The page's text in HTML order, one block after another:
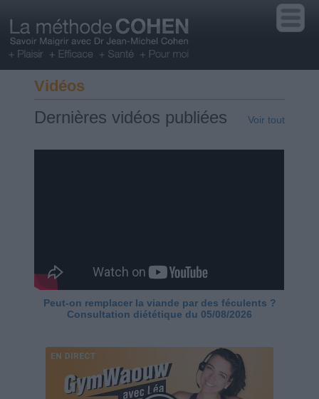
Vidéos
Dernières vidéos publiées Voir tout
Peut-on remplacer la viande par des féculents ?
Consultation diététique du 05/08/2026